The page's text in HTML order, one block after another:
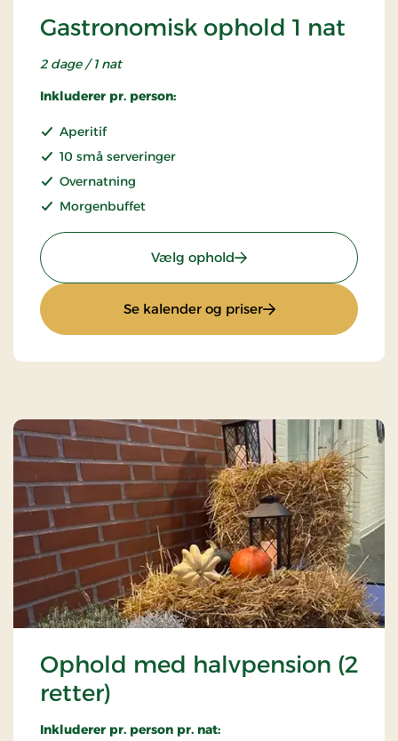
Gastronomisk ophold 1 nat
2 dage / 1 nat
Inkluderer pr. person:
Aperitif
10 små serveringer
Overnatning
Morgenbuffet
Vælg ophold: Gastronomisk ophold 1
Se kalender og priser: Gastronomisk
Ophold med halvpension (2
retter)
Inkluderer pr. person pr. nat: